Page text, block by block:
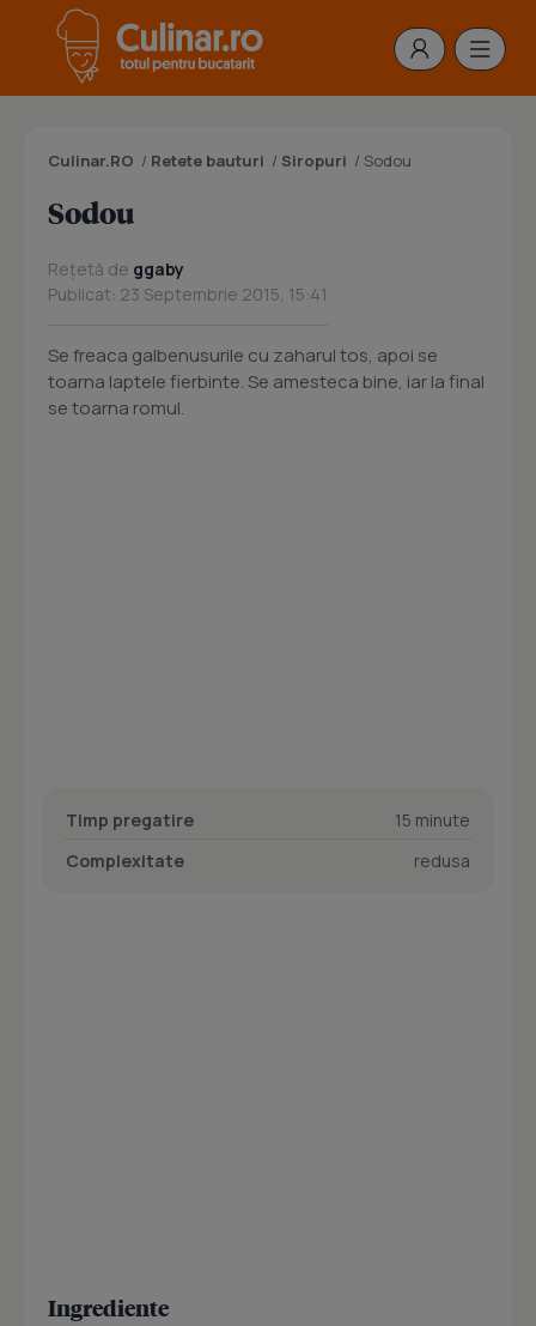
Culinar.RO / Retete bauturi / Siropuri / Sodou
Sodou
Rețetă de ggaby
Publicat: 23 Septembrie 2015, 15:41
Se freaca galbenusurile cu zaharul tos, apoi se
toarna laptele fierbinte. Se amesteca bine, iar la final
se toarna romul.
Timp pregatire
15 minute
Complexitate
redusa
Ingrediente